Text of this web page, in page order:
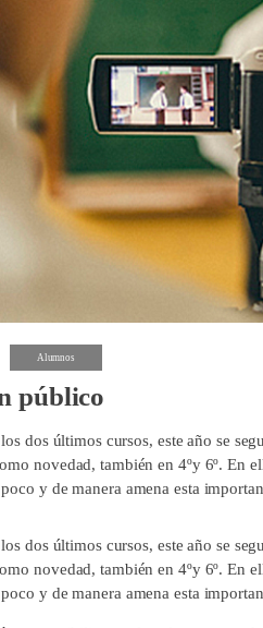
Alumnos
público
dos últimos cursos, este año se
novedad, también en 4ºy 6º. En
y de manera amena esta
dos últimos cursos, este año se
novedad, también en 4ºy 6º. En
y de manera amena esta